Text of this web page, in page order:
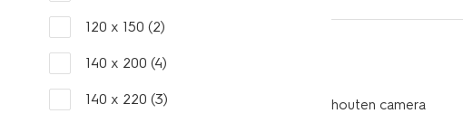
120 x 150 (2)
140 x 200 (4)
140 x 220 (3) houten camera